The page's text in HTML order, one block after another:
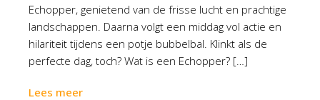
Echopper, genietend van de frisse lucht en prachtige
landschappen. Daarna volgt een middag vol actie en
hilariteit tijdens een potje bubbelbal. Klinkt als de
perfecte dag, toch? Wat is een Echopper? […]
Lees meer